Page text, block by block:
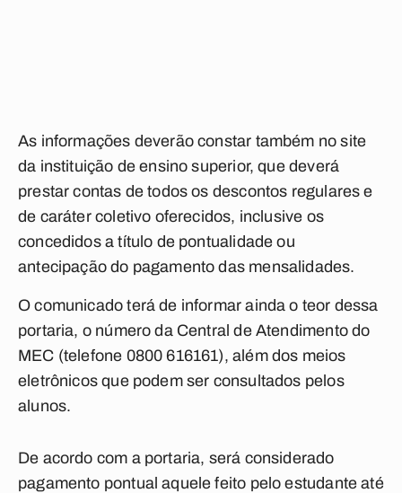
As informações deverão constar também no site
da instituição de ensino superior, que deverá
prestar contas de todos os descontos regulares e
de caráter coletivo oferecidos, inclusive os
concedidos a título de pontualidade ou
antecipação do pagamento das mensalidades.
O comunicado terá de informar ainda o teor dessa
portaria, o número da Central de Atendimento do
MEC (telefone 0800 616161), além dos meios
eletrônicos que podem ser consultados pelos
alunos.
De acordo com a portaria, será considerado
pagamento pontual aquele feito pelo estudante até